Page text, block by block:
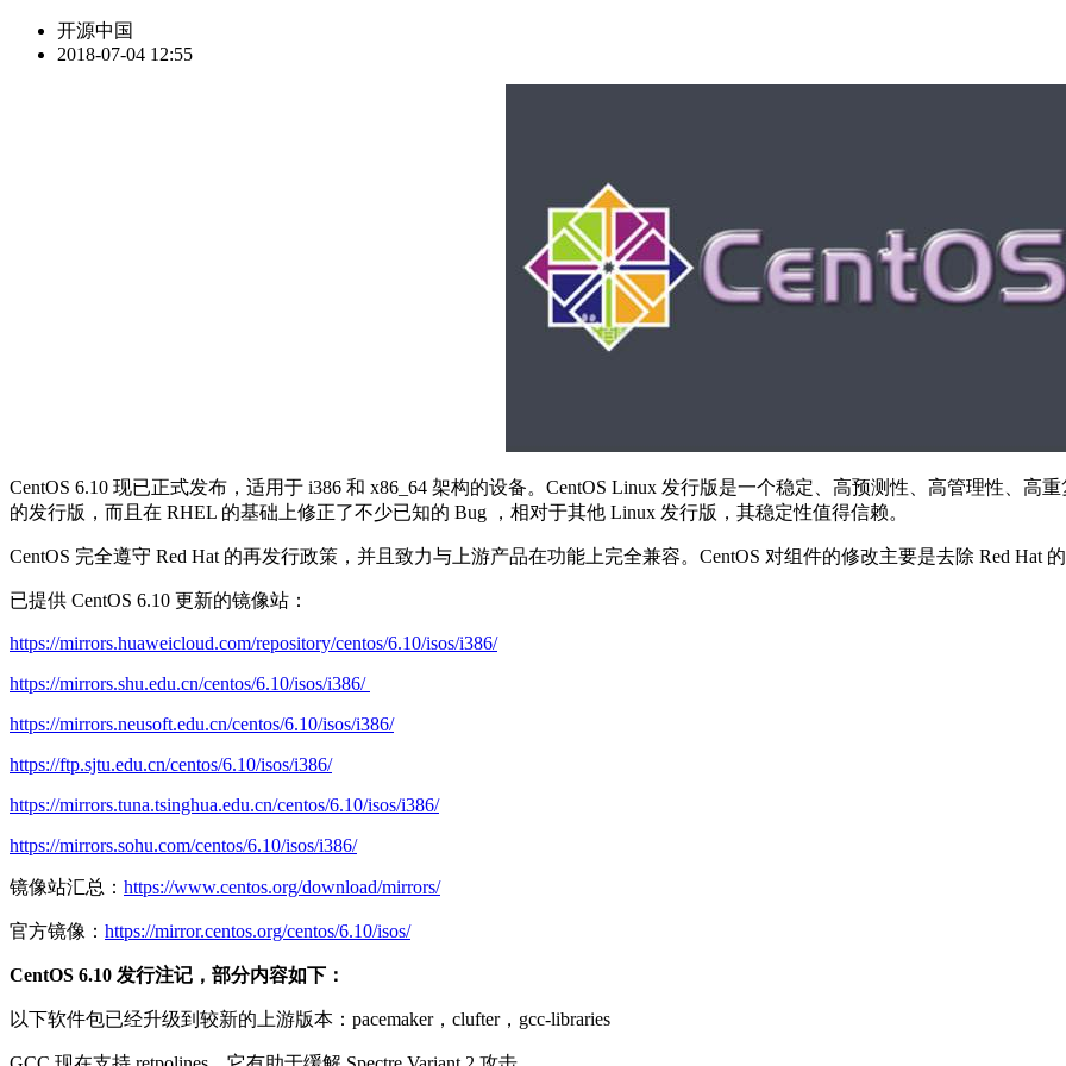
开源中国
2018-07-04 12:55
CentOS 6.10 现已正式发布，适用于 i386 和 x86_64 架构的设备。CentOS Linux 发行版是一个稳定、高预测性、高管理性、高
的发行版，而且在 RHEL 的基础上修正了不少已知的 Bug ，相对于其他 Linux 发行版，其稳定性值得信赖。
CentOS 完全遵守 Red Hat 的再发行政策，并且致力与上游产品在功能上完全兼容。CentOS 对组件的修改主要是去除 Red Hat
已提供 CentOS 6.10 更新的镜像站：
https://mirrors.huaweicloud.com/repository/centos/6.10/isos/i386/
https://mirrors.shu.edu.cn/centos/6.10/isos/i386/
https://mirrors.neusoft.edu.cn/centos/6.10/isos/i386/
https://ftp.sjtu.edu.cn/centos/6.10/isos/i386/
https://mirrors.tuna.tsinghua.edu.cn/centos/6.10/isos/i386/
https://mirrors.sohu.com/centos/6.10/isos/i386/
镜像站汇总： https://www.centos.org/download/mirrors/
官方镜像： https://mirror.centos.org/centos/6.10/isos/
CentOS 6.10 发行注记，部分内容如下：
以下软件包已经升级到较新的上游版本：pacemaker，clufter，gcc-libraries